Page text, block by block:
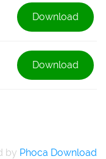
Download
Download
by Phoca Download